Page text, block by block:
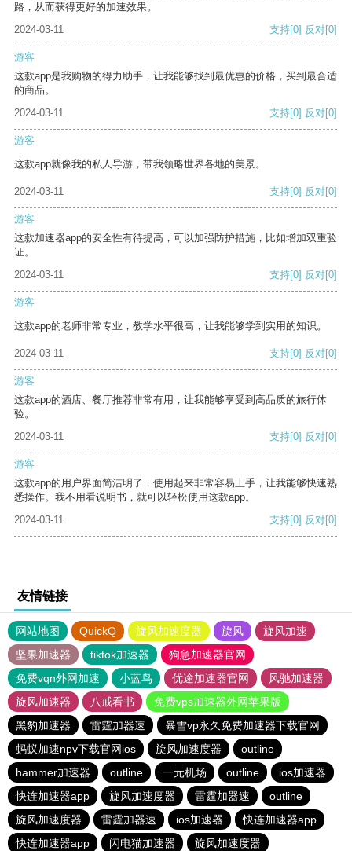
路，从而获得更好的加速效果。
2024-03-11
支持[0] 反对[0]
游客
这款app是我购物的得力助手，让我能够找到最优惠的价格，买到最合适
的商品。
2024-03-11
支持[0] 反对[0]
游客
这款app就像我的私人导游，带我领略世界各地的美景。
2024-03-11 支持[0] 反对[0]
游客
这款加速器app的安全性有待提高，可以加强防护措施，比如增加双重验
证。
2024-03-11
支持[0] 反对[0]
游客
这款app的老师非常专业，教学水平很高，让我能够学到实用的知识。
2024-03-11 支持[0] 反对[0]
游客
这款app的酒店、餐厅推荐非常有用，让我能够享受到高品质的旅行体
验。
2024-03-11
支持[0] 反对[0]
游客
这款app的用户界面简洁明了，使用起来非常容易上手，让我能够快速熟
悉操作。我不用看说明书，就可以轻松使用这款app。
2024-03-11
支持[0] 反对[0]
友情链接
网站地图 QuickQ 旋风加速度器 旋风
旋风加速
坚果加速器
tiktok加速器
狗急加速器官网
免费vqn外网加速
小蓝鸟 优途加速器官网
风驰加速器
旋风加速器
八戒看书
免费vps加速器外网苹果版
黑豹加速器
雷霆加器速
暴雪vp永久免费加速器下载官网
蚂蚁加速npv下载官网ios
旋风加速度器
outline
hammer加速器
outline 一元机场 outline
ios加速器
快连加速器app
旋风加速度器 雷霆加器速
outline
旋风加速度器
雷霆加器速 ios加速器
快连加速器app
快连加速器app
闪电猫加速器 旋风加速度器